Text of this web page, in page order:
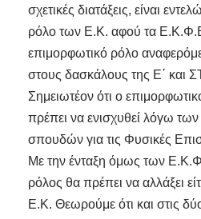
σχετικές διατάξεις, είναι
ρόλο των Ε.Κ. αφού τα
επιμορφωτικό ρόλο
στους δασκάλους της Ε΄ και
Σημειωτέον ότι ο
πρέπει να ενισχυθεί λόγω
σπουδών για τις Φυσικές
Με την ένταξη όμως των
ρόλος θα πρέπει να αλλάξει
Ε.Κ. Θεωρούμε ότι και στις